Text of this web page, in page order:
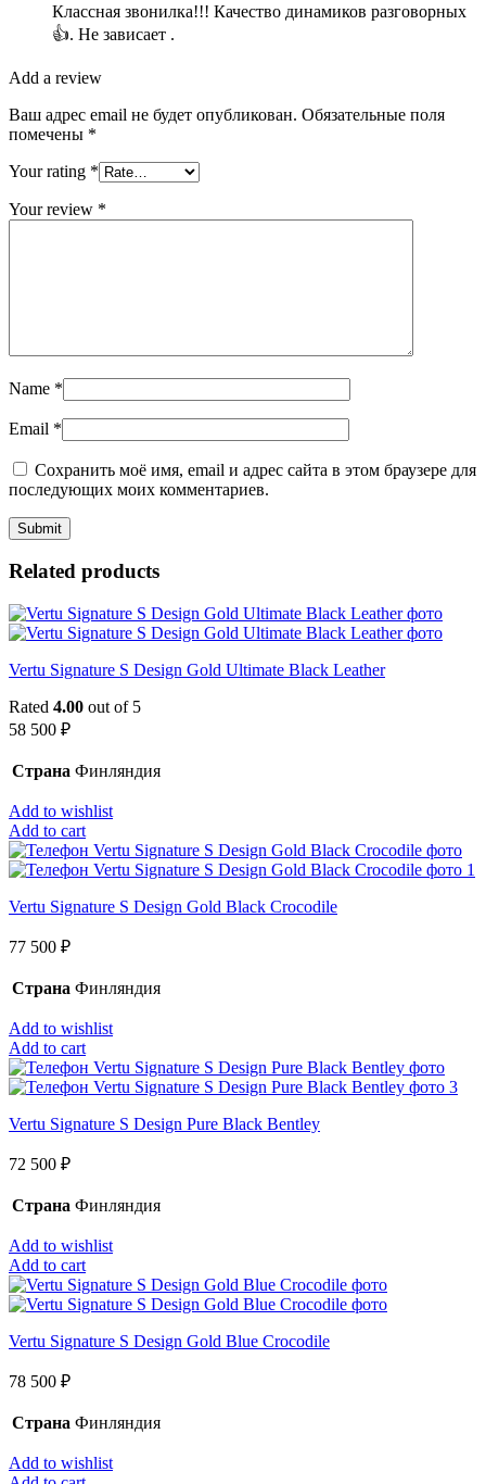
Классная звонилка!!! Качество динамиков разговорных
👍. Не зависает .
Add a review
Ваш адрес email не будет опубликован. Обязательные поля
помечены *
Your rating *
Your review *
Name *
Email *
Сохранить моё имя, email и адрес сайта в этом браузере для
последующих моих комментариев.
Related products
Vertu Signature S Design Gold Ultimate Black Leather
Rated 4.00 out of 5
58 500 ₽
Страна Финляндия
Add to wishlist
Add to cart
Vertu Signature S Design Gold Black Crocodile
77 500 ₽
Страна Финляндия
Add to wishlist
Add to cart
Vertu Signature S Design Pure Black Bentley
72 500 ₽
Страна Финляндия
Add to wishlist
Add to cart
Vertu Signature S Design Gold Blue Crocodile
78 500 ₽
Страна Финляндия
Add to wishlist